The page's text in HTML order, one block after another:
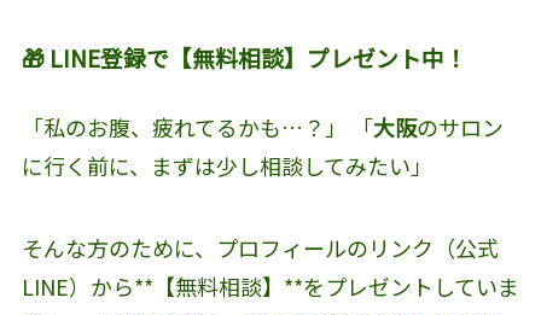
🎁 LINE登録で【無料相談】プレゼント中！
「私のお腹、疲れてるかも…？」 「大阪のサロン
に行く前に、まずは少し相談してみたい」
そんな方のために、プロフィールのリンク（公式
LINE）から**【無料相談】**をプレゼントしていま